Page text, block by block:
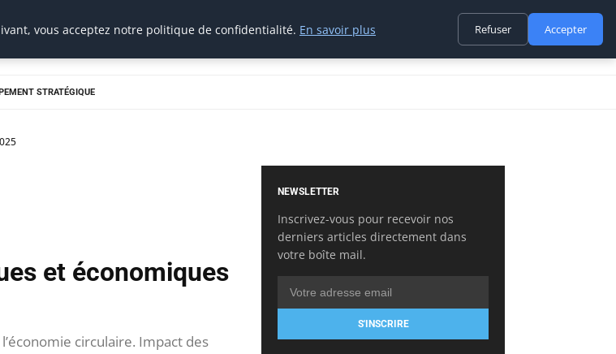
STRATÉGIQUE
et économiques
circulaire. Impact des
NEWSLETTER
Inscrivez-vous pour recevoir nos
derniers articles directement dans
votre boîte mail.
S'INSCRIRE
vous acceptez notre politique de confidentialité. En savoir plus Refuser Accepter